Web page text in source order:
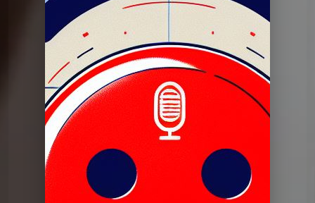
Dans mon tiroir DMT du 06 02 2024
Dans mon tiroir
Pilote dans mon tiroir 27 juin
Dans mon tiroir DERNIERE DMT du 25 06 2024
Dans mon tiroir DMT du 11 06 2024